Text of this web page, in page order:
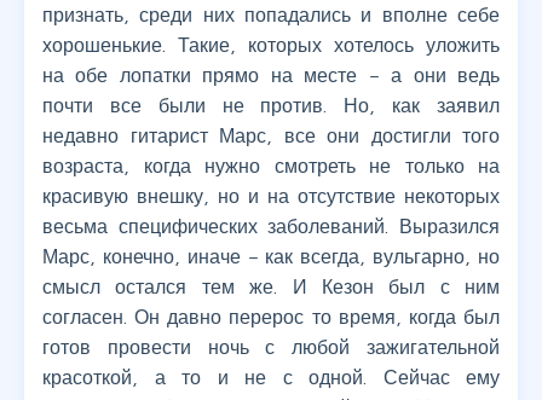
признать, среди них попадались и вполне себе
хорошенькие. Такие, которых хотелось уложить
на обе лопатки прямо на месте – а они ведь
почти все были не против. Но, как заявил
недавно гитарист Марс, все они достигли того
возраста, когда нужно смотреть не только на
красивую внешку, но и на отсутствие некоторых
весьма специфических заболеваний. Выразился
Марс, конечно, иначе – как всегда, вульгарно, но
смысл остался тем же. И Кезон был с ним
согласен. Он давно перерос то время, когда был
готов провести ночь с любой зажигательной
красоткой, а то и не с одной. Сейчас ему